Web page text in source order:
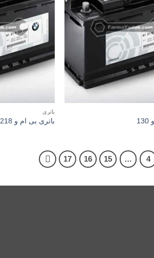
باتری
باتری بی ام و 218
4
…
15
16
17